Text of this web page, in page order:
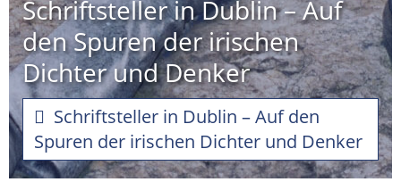
Schriftsteller in Dublin – Auf
den Spuren der irischen
Dichter und Denker
Schriftsteller in Dublin – Auf den
Spuren der irischen Dichter und Denker